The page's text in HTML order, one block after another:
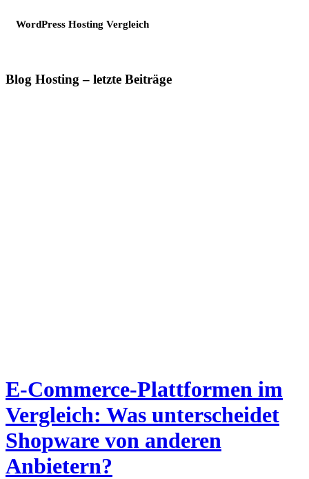
WordPress Hosting Vergleich
Blog Hosting – letzte Beiträge
E-Commerce-Plattformen im
Vergleich: Was unterscheidet
Shopware von anderen
Anbietern?